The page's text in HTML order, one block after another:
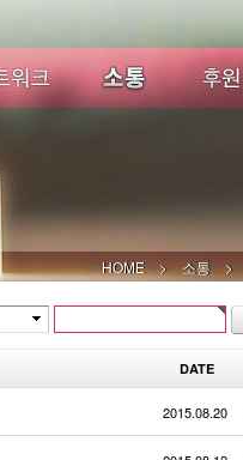
HOME 소통
DATE
2015.08.20